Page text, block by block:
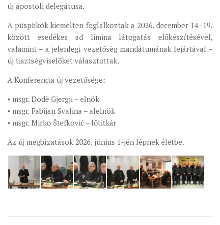
új apostoli delegátusa.
A püspökök kiemelten foglalkoztak a 2026. december 14–19.
között esedékes ad limina látogatás előkészítésével,
valamint – a jelenlegi vezetőség mandátumának lejártával –
új tisztségviselőket választottak.
A Konferencia új vezetősége:
• msgr. Dodë Gjergji – elnök
• msgr. Fabijan Svalina – alelnök
• msgr. Mirko Štefković – főtitkár
Az új megbízatások 2026. június 1-jén lépnek életbe.